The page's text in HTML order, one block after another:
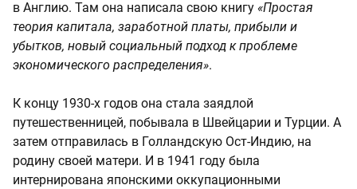
в Англию. Там она написала свою книгу «Простая
теория капитала, заработной платы, прибыли и
убытков, новый социальный подход к проблеме
экономического распределения».
К концу 1930-х годов она стала заядлой
путешественницей, побывала в Швейцарии и Турции. А
затем отправилась в Голландскую Ост-Индию, на
родину своей матери. И в 1941 году была
интернирована японскими оккупационными